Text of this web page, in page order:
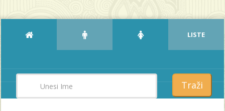
LISTE
Traži